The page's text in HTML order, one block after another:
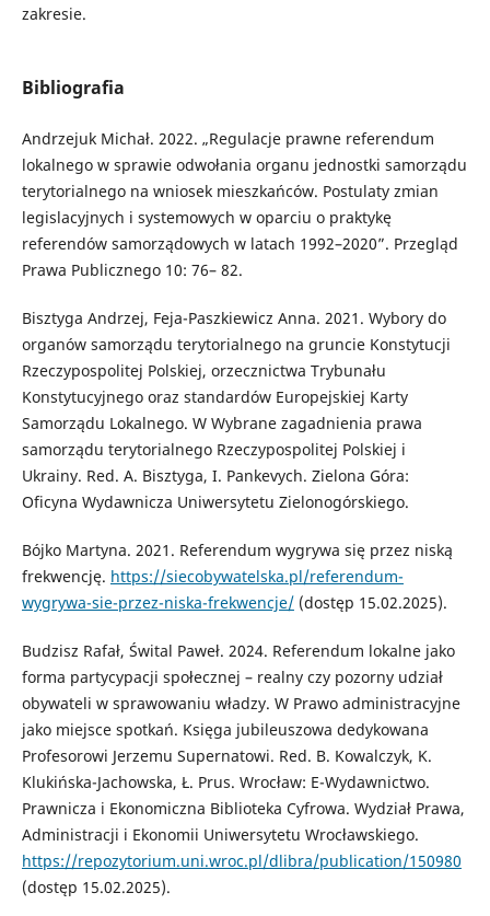
zakresie.
Bibliografia
Andrzejuk Michał. 2022. „Regulacje prawne referendum
lokalnego w sprawie odwołania organu jednostki samorządu
terytorialnego na wniosek mieszkańców. Postulaty zmian
legislacyjnych i systemowych w oparciu o praktykę
referendów samorządowych w latach 1992–2020”. Przegląd
Prawa Publicznego 10: 76– 82.
Bisztyga Andrzej, Feja-Paszkiewicz Anna. 2021. Wybory do
organów samorządu terytorialnego na gruncie Konstytucji
Rzeczypospolitej Polskiej, orzecznictwa Trybunału
Konstytucyjnego oraz standardów Europejskiej Karty
Samorządu Lokalnego. W Wybrane zagadnienia prawa
samorządu terytorialnego Rzeczypospolitej Polskiej i
Ukrainy. Red. A. Bisztyga, I. Pankevych. Zielona Góra:
Oficyna Wydawnicza Uniwersytetu Zielonogórskiego.
Bójko Martyna. 2021. Referendum wygrywa się przez niską
frekwencję. https://siecobywatelska.pl/referendum-
wygrywa-sie-przez-niska-frekwencje/(dostęp 15.02.2025).
Budzisz Rafał, Śwital Paweł. 2024. Referendum lokalne jako
forma partycypacji społecznej – realny czy pozorny udział
obywateli w sprawowaniu władzy. W Prawo administracyjne
jako miejsce spotkań. Księga jubileuszowa dedykowana
Profesorowi Jerzemu Supernatowi. Red. B. Kowalczyk, K.
Klukińska-Jachowska, Ł. Prus. Wrocław: E-Wydawnictwo.
Prawnicza i Ekonomiczna Biblioteka Cyfrowa. Wydział Prawa,
Administracji i Ekonomii Uniwersytetu Wrocławskiego.
https://repozytorium.uni.wroc.pl/dlibra/publication/150980
(dostęp 15.02.2025).